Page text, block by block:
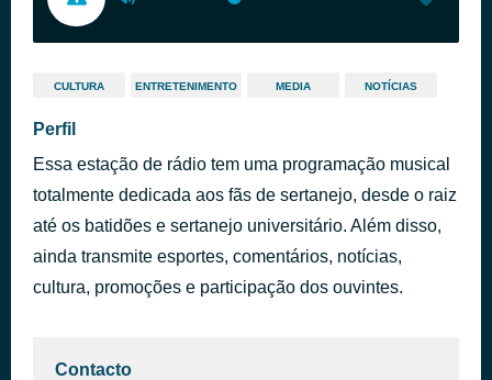
CULTURA ENTRETENIMENTO MEDIA NOTÍCIAS
Perfil
Essa estação de rádio tem uma programação musical
totalmente dedicada aos fãs de sertanejo, desde o raiz
até os batidões e sertanejo universitário. Além disso,
ainda transmite esportes, comentários, notícias,
cultura, promoções e participação dos ouvintes.
Contacto